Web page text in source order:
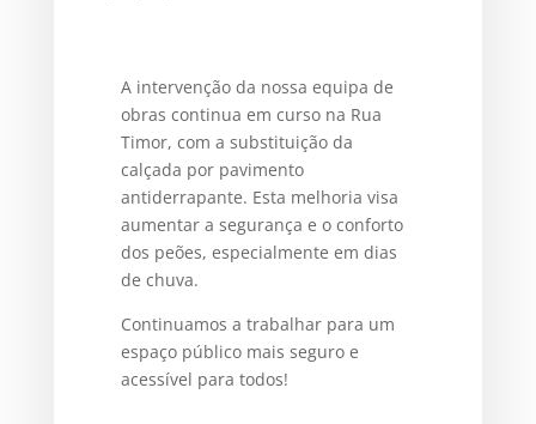
A intervenção da nossa equipa de
obras continua em curso na Rua
Timor, com a substituição da
calçada por pavimento
antiderrapante. Esta melhoria visa
aumentar a segurança e o conforto
dos peões, especialmente em dias
de chuva.
Continuamos a trabalhar para um
espaço público mais seguro e
acessível para todos!